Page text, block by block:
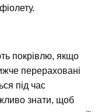
покрівлю, якщо
перераховані
під час
знати, щоб